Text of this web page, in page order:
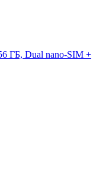
ГБ, Dual nano-SIM +